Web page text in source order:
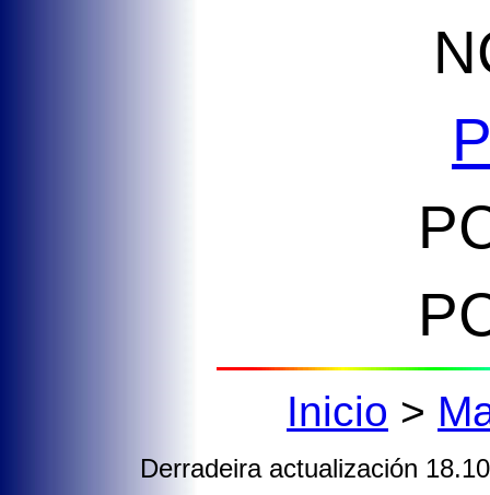
Inicio >
Derradeira actualización